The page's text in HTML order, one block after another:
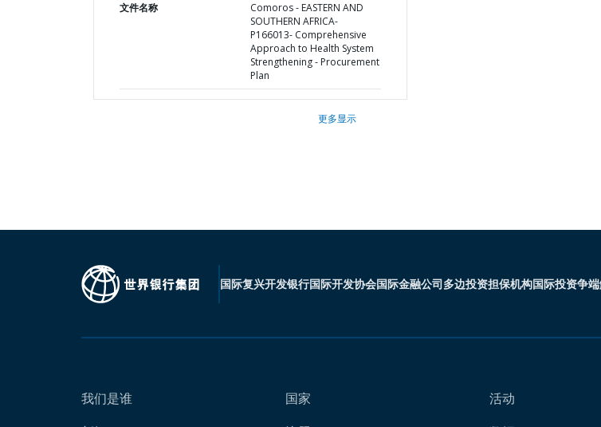
文件名称
Comoros - EASTERN AND
SOUTHERN AFRICA-
P166013- Comprehensive
Approach to Health System
Strengthening - Procurement
Plan
更多显示
国际复兴开发银行国际开发协会国际金融公司多边投资担保机构国际投资争
我们是谁
国家
活动